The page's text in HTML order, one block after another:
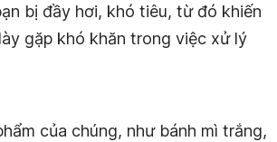
bị đầy hơi, khó tiêu, từ đó khiến
gặp khó khăn trong việc xử lý
của chúng, như bánh mì trắng,